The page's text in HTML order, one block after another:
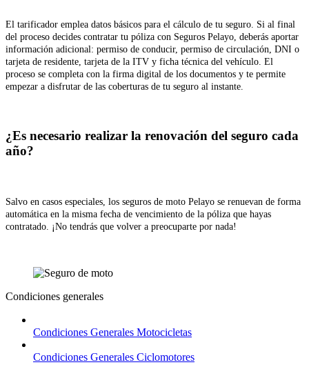
El tarificador emplea datos básicos para el cálculo de tu seguro. Si al final
del proceso decides contratar tu póliza con Seguros Pelayo, deberás aportar
información adicional: permiso de conducir, permiso de circulación, DNI o
tarjeta de residente, tarjeta de la ITV y ficha técnica del vehículo. El
proceso se completa con la firma digital de los documentos y te permite
empezar a disfrutar de las coberturas de tu seguro al instante.
¿Es necesario realizar la renovación del seguro cada
año?
Salvo en casos especiales, los seguros de moto Pelayo se renuevan de forma
automática en la misma fecha de vencimiento de la póliza que hayas
contratado. ¡No tendrás que volver a preocuparte por nada!
Condiciones generales
Condiciones Generales Motocicletas
Condiciones Generales Ciclomotores